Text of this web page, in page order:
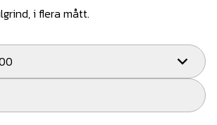
i flera mått.